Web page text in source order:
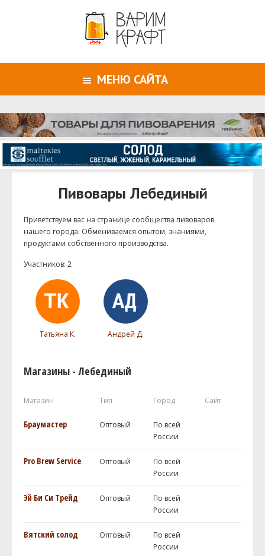
МЕНЮ САЙТА
Пивовары Лебединый
Приветствуем ваc на странице сообщества пивоваров
нашего города. Обмениваемся опытом, знаниями,
продуктами собственного производства.
Участников: 2
Татьяна К. Андрей Д.
Магазины - Лебединый
Магазин Тип Город Сайт
Браумастер Оптовый
По всей
России
Pro Brew Service Оптовый
По всей
России
Эй Би Си Трейд Оптовый
По всей
России
Вятский солод Оптовый
По всей
России